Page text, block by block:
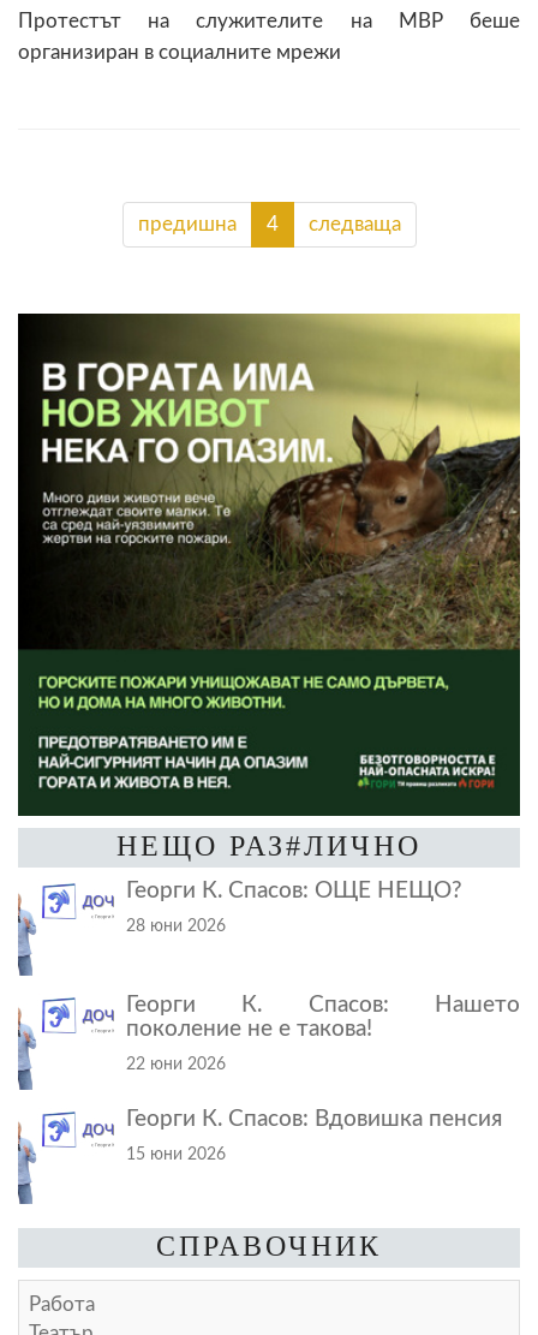
Протестът на служителите на МВР беше
организиран в социалните мрежи
предишна 4 следваща
НЕЩО РАЗ#ЛИЧНО
Георги К. Спасов: ОЩЕ НЕЩО?
28 юни 2026
Георги К. Спасов: Нашето
поколение не е такова!
22 юни 2026
Георги К. Спасов: Вдовишка пенсия
15 юни 2026
СПРАВОЧНИК
Работа